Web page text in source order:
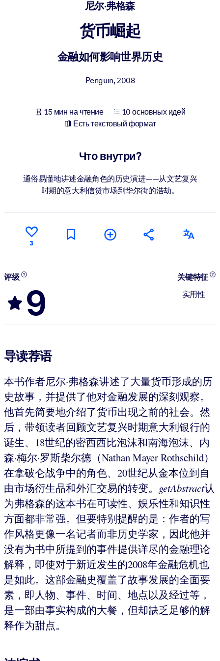
Интегрируйте краткие проверенные знания в вашу LMS/LXP для
Обогатите корпоративную библиотеку надежными и готовыми к
использованию бизнес-знаниями.
Используйте надежные структурированные знания для
результатов ваших ИИ-систем.
尼尔·弗格森
货币崛起
金融如何影响世界历史
Penguin,2008
15 мин на чтение
10 основных идей
Есть текстовый формат
Что внутри?
通俗易懂地讲述金融角色的历史演进——从文艺复兴
时期的意大利信贷市场到华尔街的浩劫。
3
评级
9
关键特征
实用性
导读荐语
本书作者尼尔·弗格森讲述了大量货币形成的历
史故事，并提供了他对金融发展的深刻观察。
他首先简要地介绍了货币出现之前的社会。然
后，带领读者回顾文艺复兴时期意大利银行的
诞生、18世纪的密西西比泡沫和南海泡沫、内
森·梅尔·罗斯柴尔德（Nathan Mayer Rothschild）
在拿破仑战争中的角色、20世纪从金本位到自
由市场衍生品和外汇交易的转变。 getAbstract认
为弗格森的这本书在可读性、娱乐性和知识性
方面都非常强。但要特别提醒的是：作者的写
作风格更像一名记者而非历史学家，因此他并
没有为书中所提到的事件提供详尽的金融理论
解释，即使对于新近发生的2008年金融危机也
是如此。这部金融史覆盖了故事发展的全面要
素，即人物、事件、时间、地点以及经过等，
是一部由事实构成的大餐，但却缺乏足够的解
释作为甜点。